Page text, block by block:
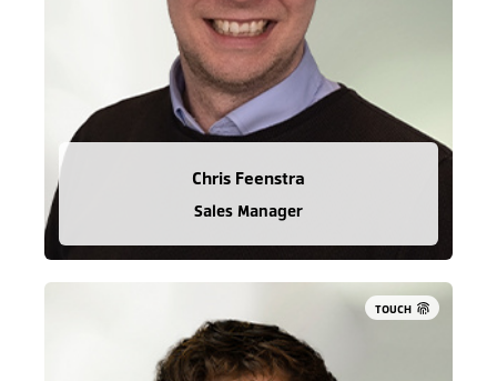
Chris Feenstra
Sales Manager
TOUCH